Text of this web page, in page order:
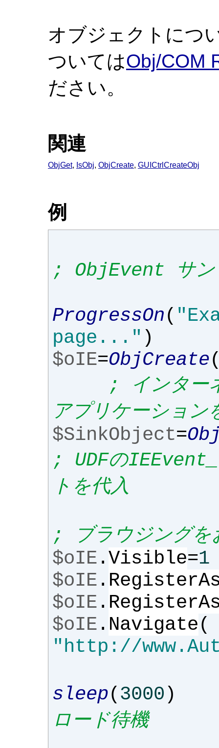
オブジェクトにつ
ついてはObj/COM
ださい。
関連
ObjGet, IsObj, ObjCreate, GUICtrlCreateObj
例
; ObjEvent サン
ProgressOn(
page..." )
$oIE=ObjCreate
; インター
アプリケーション
$SinkObject=
; UDFのIEEvent_
トを代入
; ブラウジングを
$oIE . Visible=1
$oIE .
$oIE .
$oIE . Navigate(
"http://
sleep( 3000 )
ロード待機